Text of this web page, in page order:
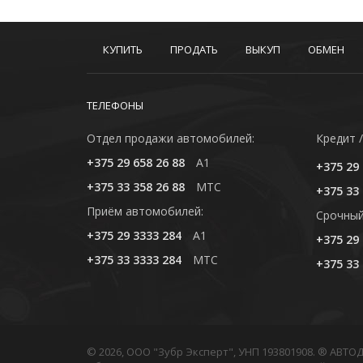
КУПИТЬ ПРОДАТЬ ВЫКУП ОБМЕН
ТЕЛЕФОНЫ
Отдел продажи автомобилей:
+375 29 658 26 88
A1
+375 33 358 26 88
MTC
Приём автомобилей:
+375 29 3333 284
A1
+375 33 3333 284
MTC
Кредит
+375 29
+375 33
+375 29
+375 33
© 2026, ООО "Зубр Эксперт", УНП 193801908. ®